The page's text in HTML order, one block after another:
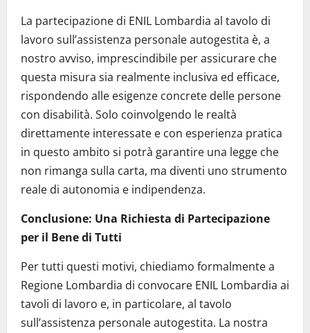
La partecipazione di ENIL Lombardia al tavolo di
lavoro sull’assistenza personale autogestita è, a
nostro avviso, imprescindibile per assicurare che
questa misura sia realmente inclusiva ed efficace,
rispondendo alle esigenze concrete delle persone
con disabilità. Solo coinvolgendo le realtà
direttamente interessate e con esperienza pratica
in questo ambito si potrà garantire una legge che
non rimanga sulla carta, ma diventi uno strumento
reale di autonomia e indipendenza.
Conclusione: Una Richiesta di Partecipazione
per il Bene di Tutti
Per tutti questi motivi, chiediamo formalmente a
Regione Lombardia di convocare ENIL Lombardia ai
tavoli di lavoro e, in particolare, al tavolo
sull’assistenza personale autogestita. La nostra